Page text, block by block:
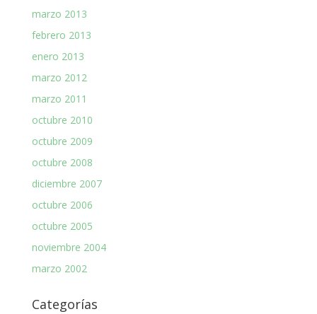
marzo 2013
febrero 2013
enero 2013
marzo 2012
marzo 2011
octubre 2010
octubre 2009
octubre 2008
diciembre 2007
octubre 2006
octubre 2005
noviembre 2004
marzo 2002
Categorías